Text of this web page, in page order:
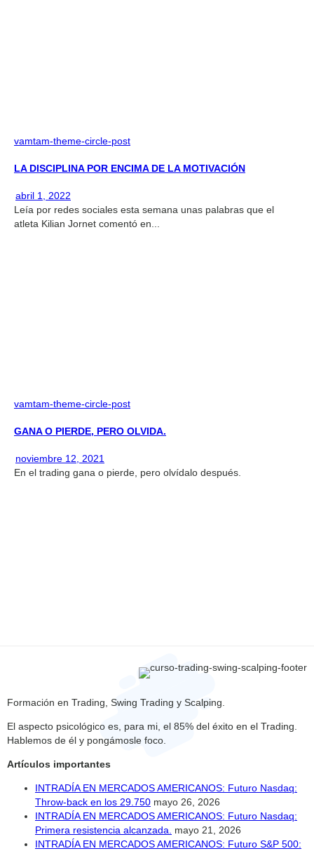
vamtam-theme-circle-post
LA DISCIPLINA POR ENCIMA DE LA MOTIVACIÓN
abril 1, 2022
Leía por redes sociales esta semana unas palabras que el
atleta Kilian Jornet comentó en...
vamtam-theme-circle-post
GANA O PIERDE, PERO OLVIDA.
noviembre 12, 2021
En el trading gana o pierde, pero olvídalo después.
Formación en Trading, Swing Trading y Scalping.
El aspecto psicológico es, para mi, el 85% del éxito en el Trading.
Hablemos de él y pongámosle foco.
Artículos importantes
INTRADÍA EN MERCADOS AMERICANOS: Futuro Nasdaq:
Throw-back en los 29.750 mayo 26, 2026
INTRADÍA EN MERCADOS AMERICANOS: Futuro Nasdaq:
Primera resistencia alcanzada. mayo 21, 2026
INTRADÍA EN MERCADOS AMERICANOS: Futuro S&P 500: